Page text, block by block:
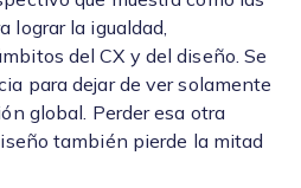
lograr la igualdad,
del CX y del diseño. Se
para dejar de ver solamente
global. Perder esa otra
también pierde la mitad